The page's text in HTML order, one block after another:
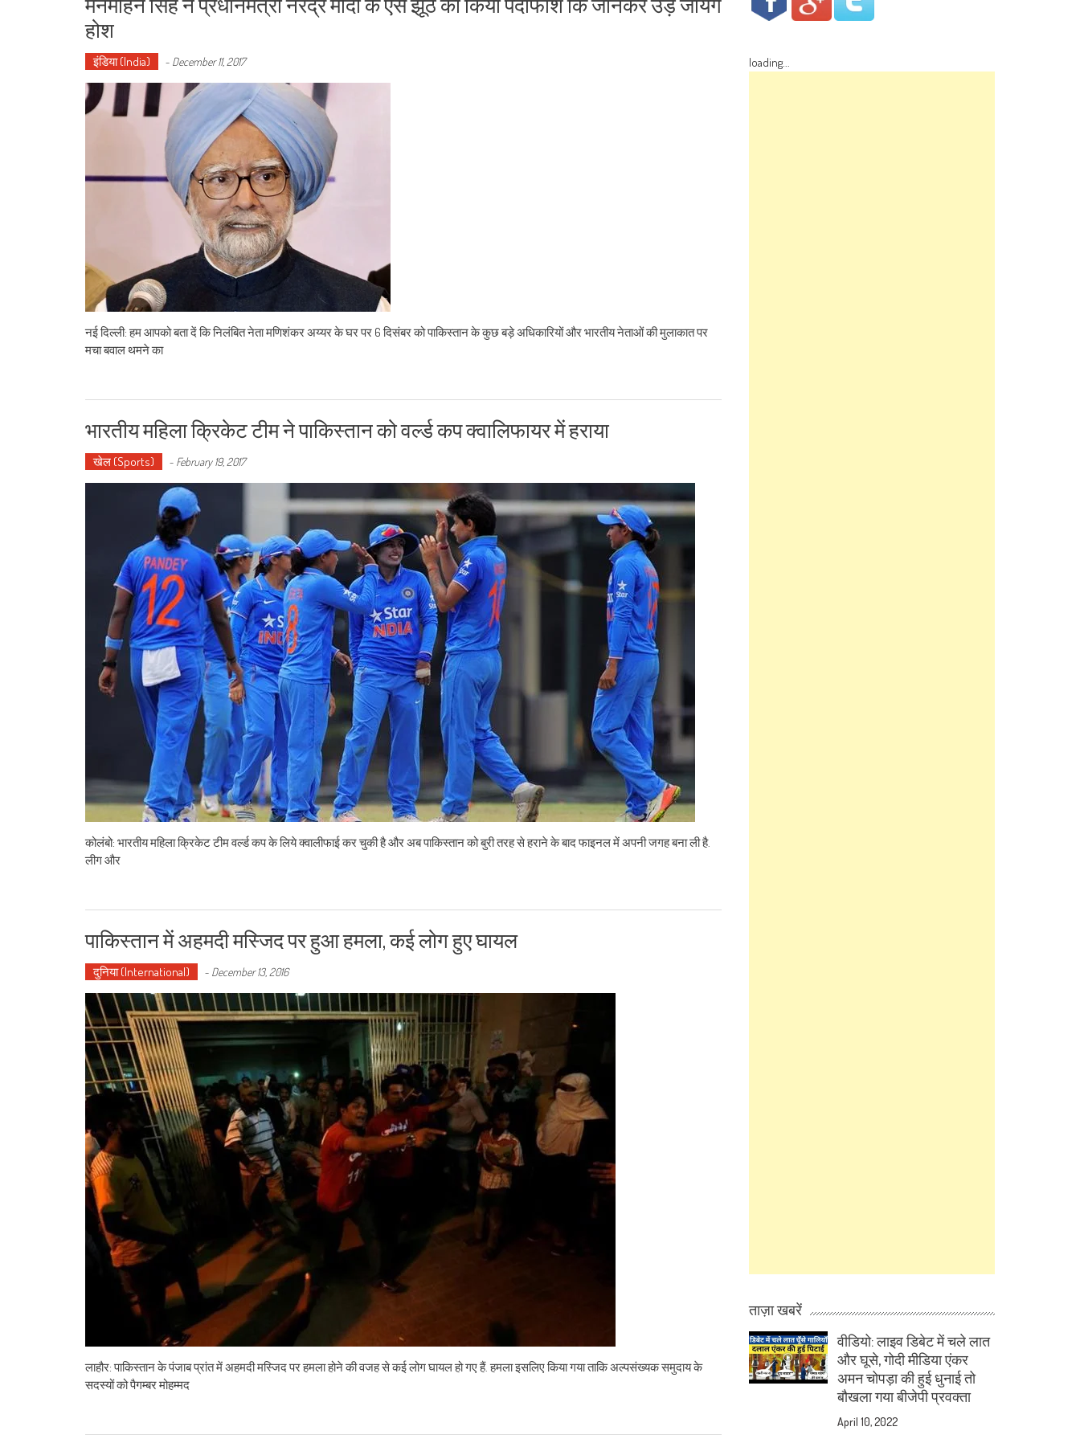
होश
इंडिया (India) - December 11, 2017
नई दिल्ली: हम आपको बता दें कि निलंबित नेता मणिशंकर अय्यर के घर पर 6 दिसंबर को पाकिस्तान के कुछ बड़े अधिकारियों और भारतीय नेताओं की मुलाकात पर
मचा बवाल थमने का
भारतीय महिला क्रिकेट टीम ने पाकिस्तान को वर्ल्ड कप क्वालिफायर में हराया
खेल (Sports) - February 19, 2017
कोलंबो: भारतीय महिला क्रिकेट टीम वर्ल्ड कप के लिये क्वालीफाई कर चुकी है और अब पाकिस्तान को बुरी तरह से हराने के बाद फाइनल में अपनी जगह बना ली है.
लीग और
पाकिस्तान में अहमदी मस्जिद पर हुआ हमला, कई लोग हुए घायल
दुनिया (International) - December 13, 2016
लाहौर: पाकिस्तान के पंजाब प्रांत में अहमदी मस्जिद पर हमला होने की वजह से कई लोग घायल हो गए हैं. हमला इसलिए किया गया ताकि अल्पसंख्यक समुदाय के
सदस्यों को पैगम्बर मोहम्मद
loading...
ताज़ा खबरें
वीडियो: लाइव डिबेट में चले लात
और घूसे, गोदी मीडिया एंकर
अमन चोपड़ा की हुई धुनाई तो
बौखला गया बीजेपी प्रवक्ता
April 10, 2022